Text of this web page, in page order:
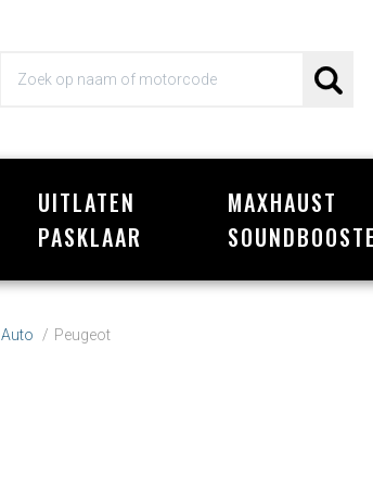
UITLATEN
PASKLAAR
MAXHAUST
Auto Peugeot